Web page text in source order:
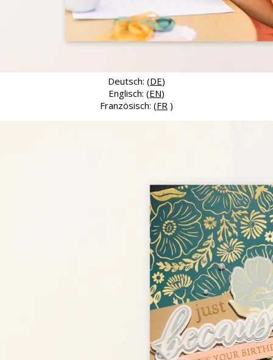
Deutsch: (DE)
Englisch: (EN)
Französisch: (FR )